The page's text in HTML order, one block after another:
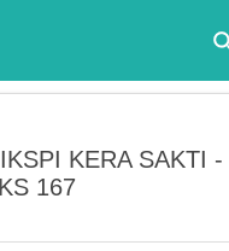
KERA SAKTI -
167